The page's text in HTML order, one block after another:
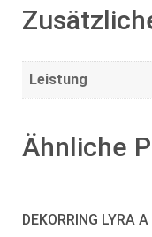
Leistung
Ähnliche
DEKORRING LYRA A